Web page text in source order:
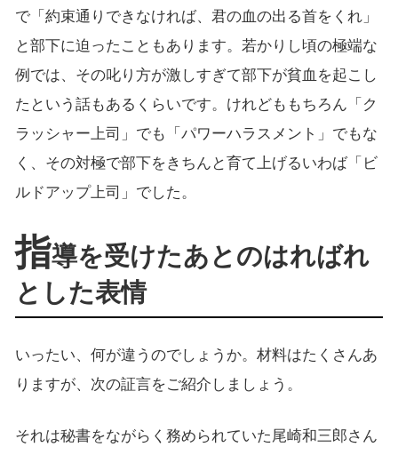
で「約束通りできなければ、君の血の出る首をくれ」
と部下に迫ったこともあります。若かりし頃の極端な
例では、その叱り方が激しすぎて部下が貧血を起こし
たという話もあるくらいです。けれどももちろん「ク
ラッシャー上司」でも「パワーハラスメント」でもな
く、その対極で部下をきちんと育て上げるいわば「ビ
ルドアップ上司」でした。
指導を受けたあとのはればれ
とした表情
いったい、何が違うのでしょうか。材料はたくさんあ
りますが、次の証言をご紹介しましょう。
それは秘書をながらく務められていた尾崎和三郎さん